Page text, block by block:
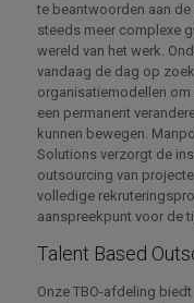
te beantwoorden aan de
steeds meer complexe
wereld van het werk.
vandaag de dag op
organisatiemodellen
een permanent
kunnen bewegen.
Solutions verzorgt de
outsourcing van
volledige
aanspreekpunt voor de
Talent Based
Onze TBO-afdeling biedt